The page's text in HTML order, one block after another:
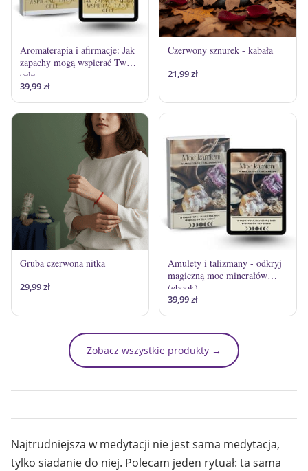
Aromaterapia i afirmacje: Jak
zapachy mogą wspierać Twoje
cele
39,99zł
Czerwony sznurek - kabała
21,99zł
Gruba czerwona nitka
29,99zł
Amulety i talizmany - odkryj
magiczną moc minerałów
(ebook)
39,99zł
Zobacz wszystkie produkty →
Najtrudniejsza w medytacji nie jest sama medytacja,
tylko siadanie do niej. Polecam jeden rytuał: ta sama